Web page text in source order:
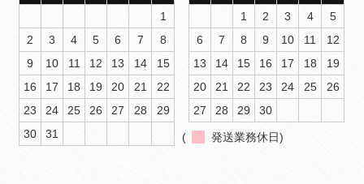
1
2
3 4 5 6 7
8
9
10 11 12 13 14
15
16
17 18 19 20 21
22
23
24 25 26 27 28
29
30
31
1
2 3 4
5
6
7 8 9 10 11
12
13
14 15 16 17 18
19
20
21 22 23 24 25
26
27
28 29 30
( 発送業務休日)